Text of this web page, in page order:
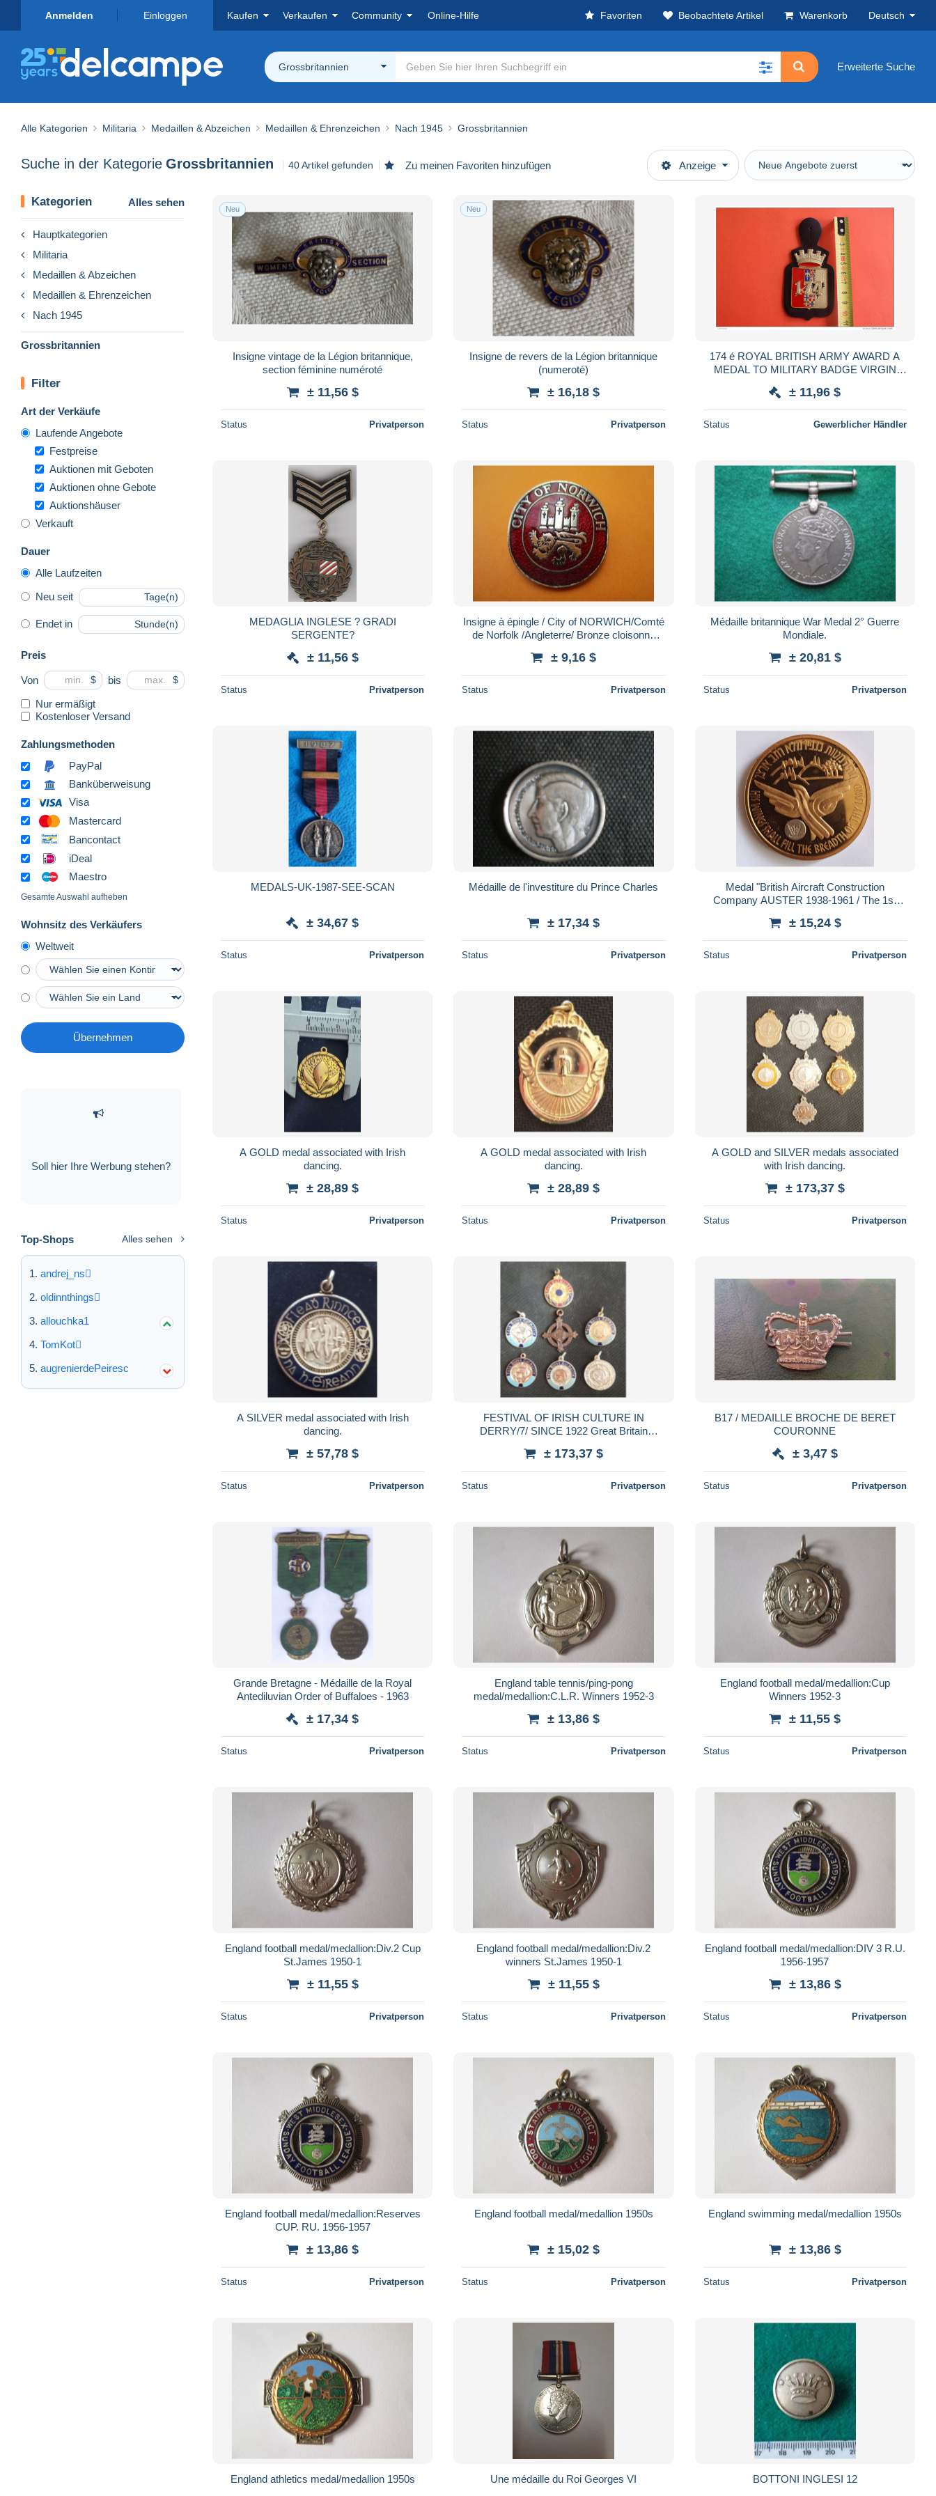
Anmelden Einloggen Kaufen Verkaufen Community Online-Hilfe Favoriten Beobachtete Artikel Warenkorb Deutsch
Grossbritannien Erweiterte Suche
Alle Kategorien Militaria Medaillen & Abzeichen Medaillen & Ehrenzeichen Nach 1945 Grossbritannien
Suche in der Kategorie Grossbritannien 40 Artikel gefunden Zu meinen Favoriten hinzufügen Anzeige
Kategorien Alles sehen
Hauptkategorien
Militaria
Medaillen & Abzeichen
Medaillen & Ehrenzeichen
Nach 1945
Grossbritannien
Filter
Art der Verkäufe
Laufende Angebote
Festpreise
Auktionen mit Geboten
Auktionen ohne Gebote
Auktionshäuser
Verkauft
Dauer
Alle Laufzeiten
Neu seit Tage(n)
Endet in Stunde(n)
Preis
Von $ bis $
Nur ermäßigt
Kostenloser Versand
Zahlungsmethoden
PayPal
Banküberweisung
Visa
Mastercard
Bancontact
iDeal
Maestro
Gesamte Auswahl aufheben
Wohnsitz des Verkäufers
Weltweit
Übernehmen
Soll hier Ihre Werbung stehen?
Top-Shops Alles sehen
andrej_ns
oldinnthings
allouchka1
TomKot
augrenierdePeiresc
Neu
Insigne vintage de la Légion britannique,
section féminine numéroté
± 11,56 $
Status Privatperson
Neu
Insigne de revers de la Légion britannique
(numeroté)
± 16,18 $
Status Privatperson
174 é ROYAL BRITISH ARMY AWARD A
MEDAL TO MILITARY BADGE VIRGIN
± 11,96 $
Status Gewerblicher Händler
MEDAGLIA INGLESE ? GRADI
SERGENTE?
± 11,56 $
Status Privatperson
Insigne à épingle / City of NORWICH/Comté
de Norfolk /Angleterre/ Bronze cloisonné
± 9,16 $
Status Privatperson
Médaille britannique War Medal 2° Guerre
Mondiale.
± 20,81 $
Status Privatperson
MEDALS-UK-1987-SEE-SCAN
± 34,67 $
Status Privatperson
Médaille de l'investiture du Prince Charles
± 17,34 $
Status Privatperson
Medal "British Aircraft Construction
Company AUSTER 1938-1961 / The 1st
± 15,24 $
Status Privatperson
A GOLD medal associated with Irish
dancing.
± 28,89 $
Status Privatperson
A GOLD medal associated with Irish
dancing.
± 28,89 $
Status Privatperson
A GOLD and SILVER medals associated
with Irish dancing.
± 173,37 $
Status Privatperson
A SILVER medal associated with Irish
dancing.
± 57,78 $
Status Privatperson
FESTIVAL OF IRISH CULTURE IN
DERRY/7/ SINCE 1922 Great Britain
± 173,37 $
Status Privatperson
B17 / MEDAILLE BROCHE DE BERET
COURONNE
± 3,47 $
Status Privatperson
Grande Bretagne - Médaille de la Royal
Antediluvian Order of Buffaloes - 1963
± 17,34 $
Status Privatperson
England table tennis/ping-pong
medal/medallion:C.L.R. Winners 1952-3
± 13,86 $
Status Privatperson
England football medal/medallion:Cup
Winners 1952-3
± 11,55 $
Status Privatperson
England football medal/medallion:Div.2 Cup
St.James 1950-1
± 11,55 $
Status Privatperson
England football medal/medallion:Div.2
winners St.James 1950-1
± 11,55 $
Status Privatperson
England football medal/medallion:DIV 3 R.U.
1956-1957
± 13,86 $
Status Privatperson
England football medal/medallion:Reserves
CUP. RU. 1956-1957
± 13,86 $
Status Privatperson
England football medal/medallion 1950s
± 15,02 $
Status Privatperson
England swimming medal/medallion 1950s
± 13,86 $
Status Privatperson
England athletics medal/medallion 1950s Une médaille du Roi Georges VI BOTTONI INGLESI 12